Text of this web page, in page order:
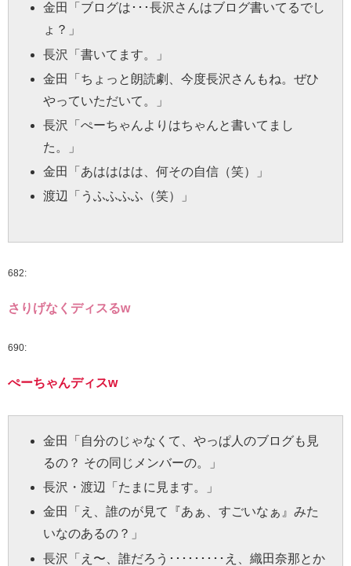
金田
「ブログは･･･長沢さんはブログ書いてるでし
ょ？」
長沢
「書いてます。」
金田
「ちょっと朗読劇、今度長沢さんもね。ぜひ
やっていただいて。」
長沢
「ぺーちゃんよりはちゃんと書いてまし
た。」
金田
「あはははは、何その自信（笑）」
渡辺
「うふふふふ（笑）」
682:
さりげなくディスるw
690:
ぺーちゃんディスw
金田
「自分のじゃなくて、やっぱ人のブログも見
るの？ その同じメンバーの。」
長沢 ・渡辺
「たまに見ます。」
金田
「え、誰のが見て『あぁ、すごいなぁ』みた
いなのあるの？」
長沢
「え〜、誰だろう･････････え、織田奈那とか